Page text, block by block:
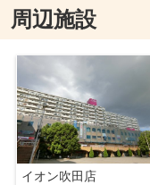
周辺施設
イオン吹田店